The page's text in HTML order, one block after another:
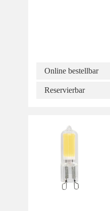
Online bestellbar
Reservierbar